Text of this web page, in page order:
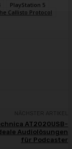
PlayStation 5
Callisto Protocol
AT2020USB-
Audiolösungen
für Podcaster